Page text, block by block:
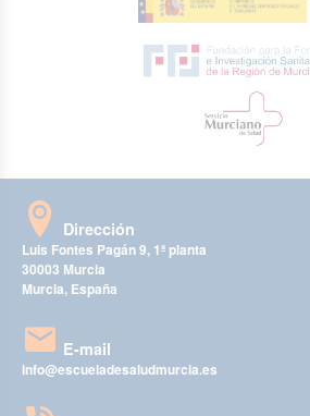
Dirección
Luis Fontes Pagán 9, 1ª planta
30003 Murcia
Murcia, España
E-mail
info@escueladesaludmurcia.es